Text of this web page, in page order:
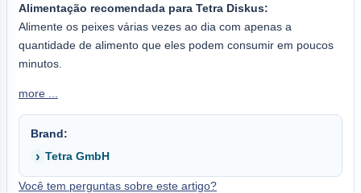
Alimentação recomendada para Tetra Diskus:
Alimente os peixes várias vezes ao dia com apenas a
quantidade de alimento que eles podem consumir em poucos
minutos.
more ...
Brand:
Tetra GmbH
Você tem perguntas sobre este artigo?